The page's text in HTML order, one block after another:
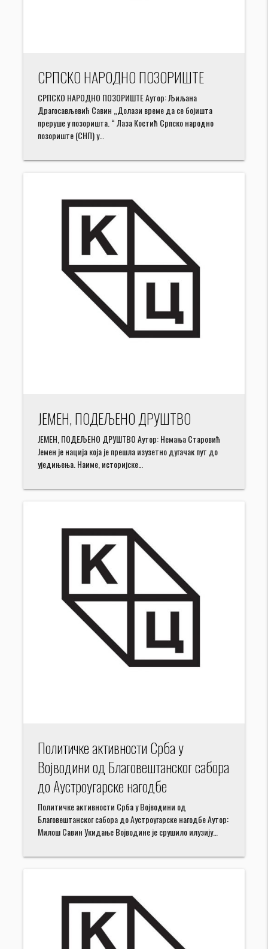
СРПСКО НАРОДНО ПОЗОРИШТЕ
СРПСКО НАРОДНО ПОЗОРИШТЕ Аутор: Љиљана
Драгосављевић Савин „Долази време да се бојишта
преруше у позоришта. “ Лаза Костић Српско народно
позориште (СНП) у…
ЈЕМЕН, ПОДЕЉЕНО ДРУШТВО
ЈЕМЕН, ПОДЕЉЕНО ДРУШТВО Аутор: Немања Старовић
Јемен је нација која је прешла изузетно дугачак пут до
уједињења. Наиме, историјске…
Политичке активности Срба у
Војводини од Благовештанског сабора
до Аустроугарске нагодбе
Политичке активности Срба у Војводини од
Благовештанског сабора до Аустроугарске нагодбе Аутор:
Милош Савин Укидање Војводине је срушило илузију…